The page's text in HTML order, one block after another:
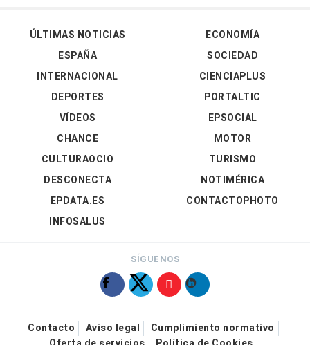
ÚLTIMAS NOTICIAS
ESPAÑA
INTERNACIONAL
DEPORTES
VÍDEOS
ECONOMÍA
SOCIEDAD
CIENCIAPLUS
PORTALTIC
EPSOCIAL
CHANCE
CULTURAOCIO
DESCONECTA
EPDATA.ES
INFOSALUS
MOTOR
TURISMO
NOTIMÉRICA
CONTACTOPHOTO
SÍGUENOS
Contacto Aviso legal
Cumplimiento normativo